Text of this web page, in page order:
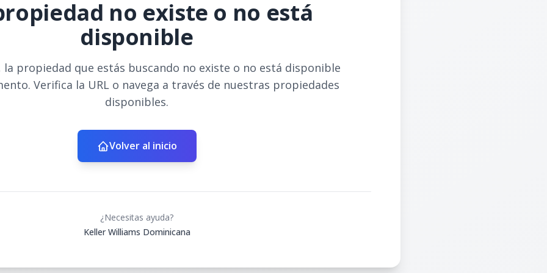
no existe o no está
disponible
propiedad que estás buscando no existe o no está disponible
Verifica la URL o navega a través de nuestras propiedades
disponibles.
Volver al inicio
¿Necesitas ayuda?
Keller Williams Dominicana